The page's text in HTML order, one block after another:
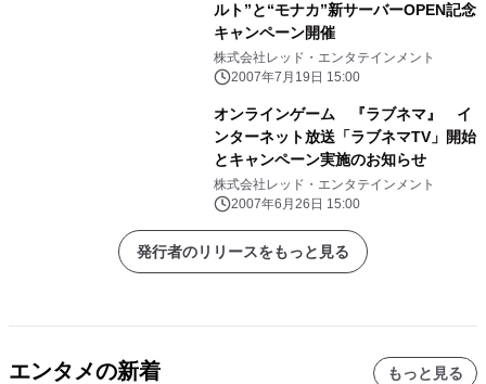
ルト”と“モナカ”新サーバーOPEN記念
キャンペーン開催
株式会社レッド・エンタテインメント
2007年7月19日 15:00
オンラインゲーム 『ラブネマ』 イ
ンターネット放送「ラブネマTV」開始
とキャンペーン実施のお知らせ
株式会社レッド・エンタテインメント
2007年6月26日 15:00
発行者のリリースをもっと見る
エンタメの新着 もっと見る